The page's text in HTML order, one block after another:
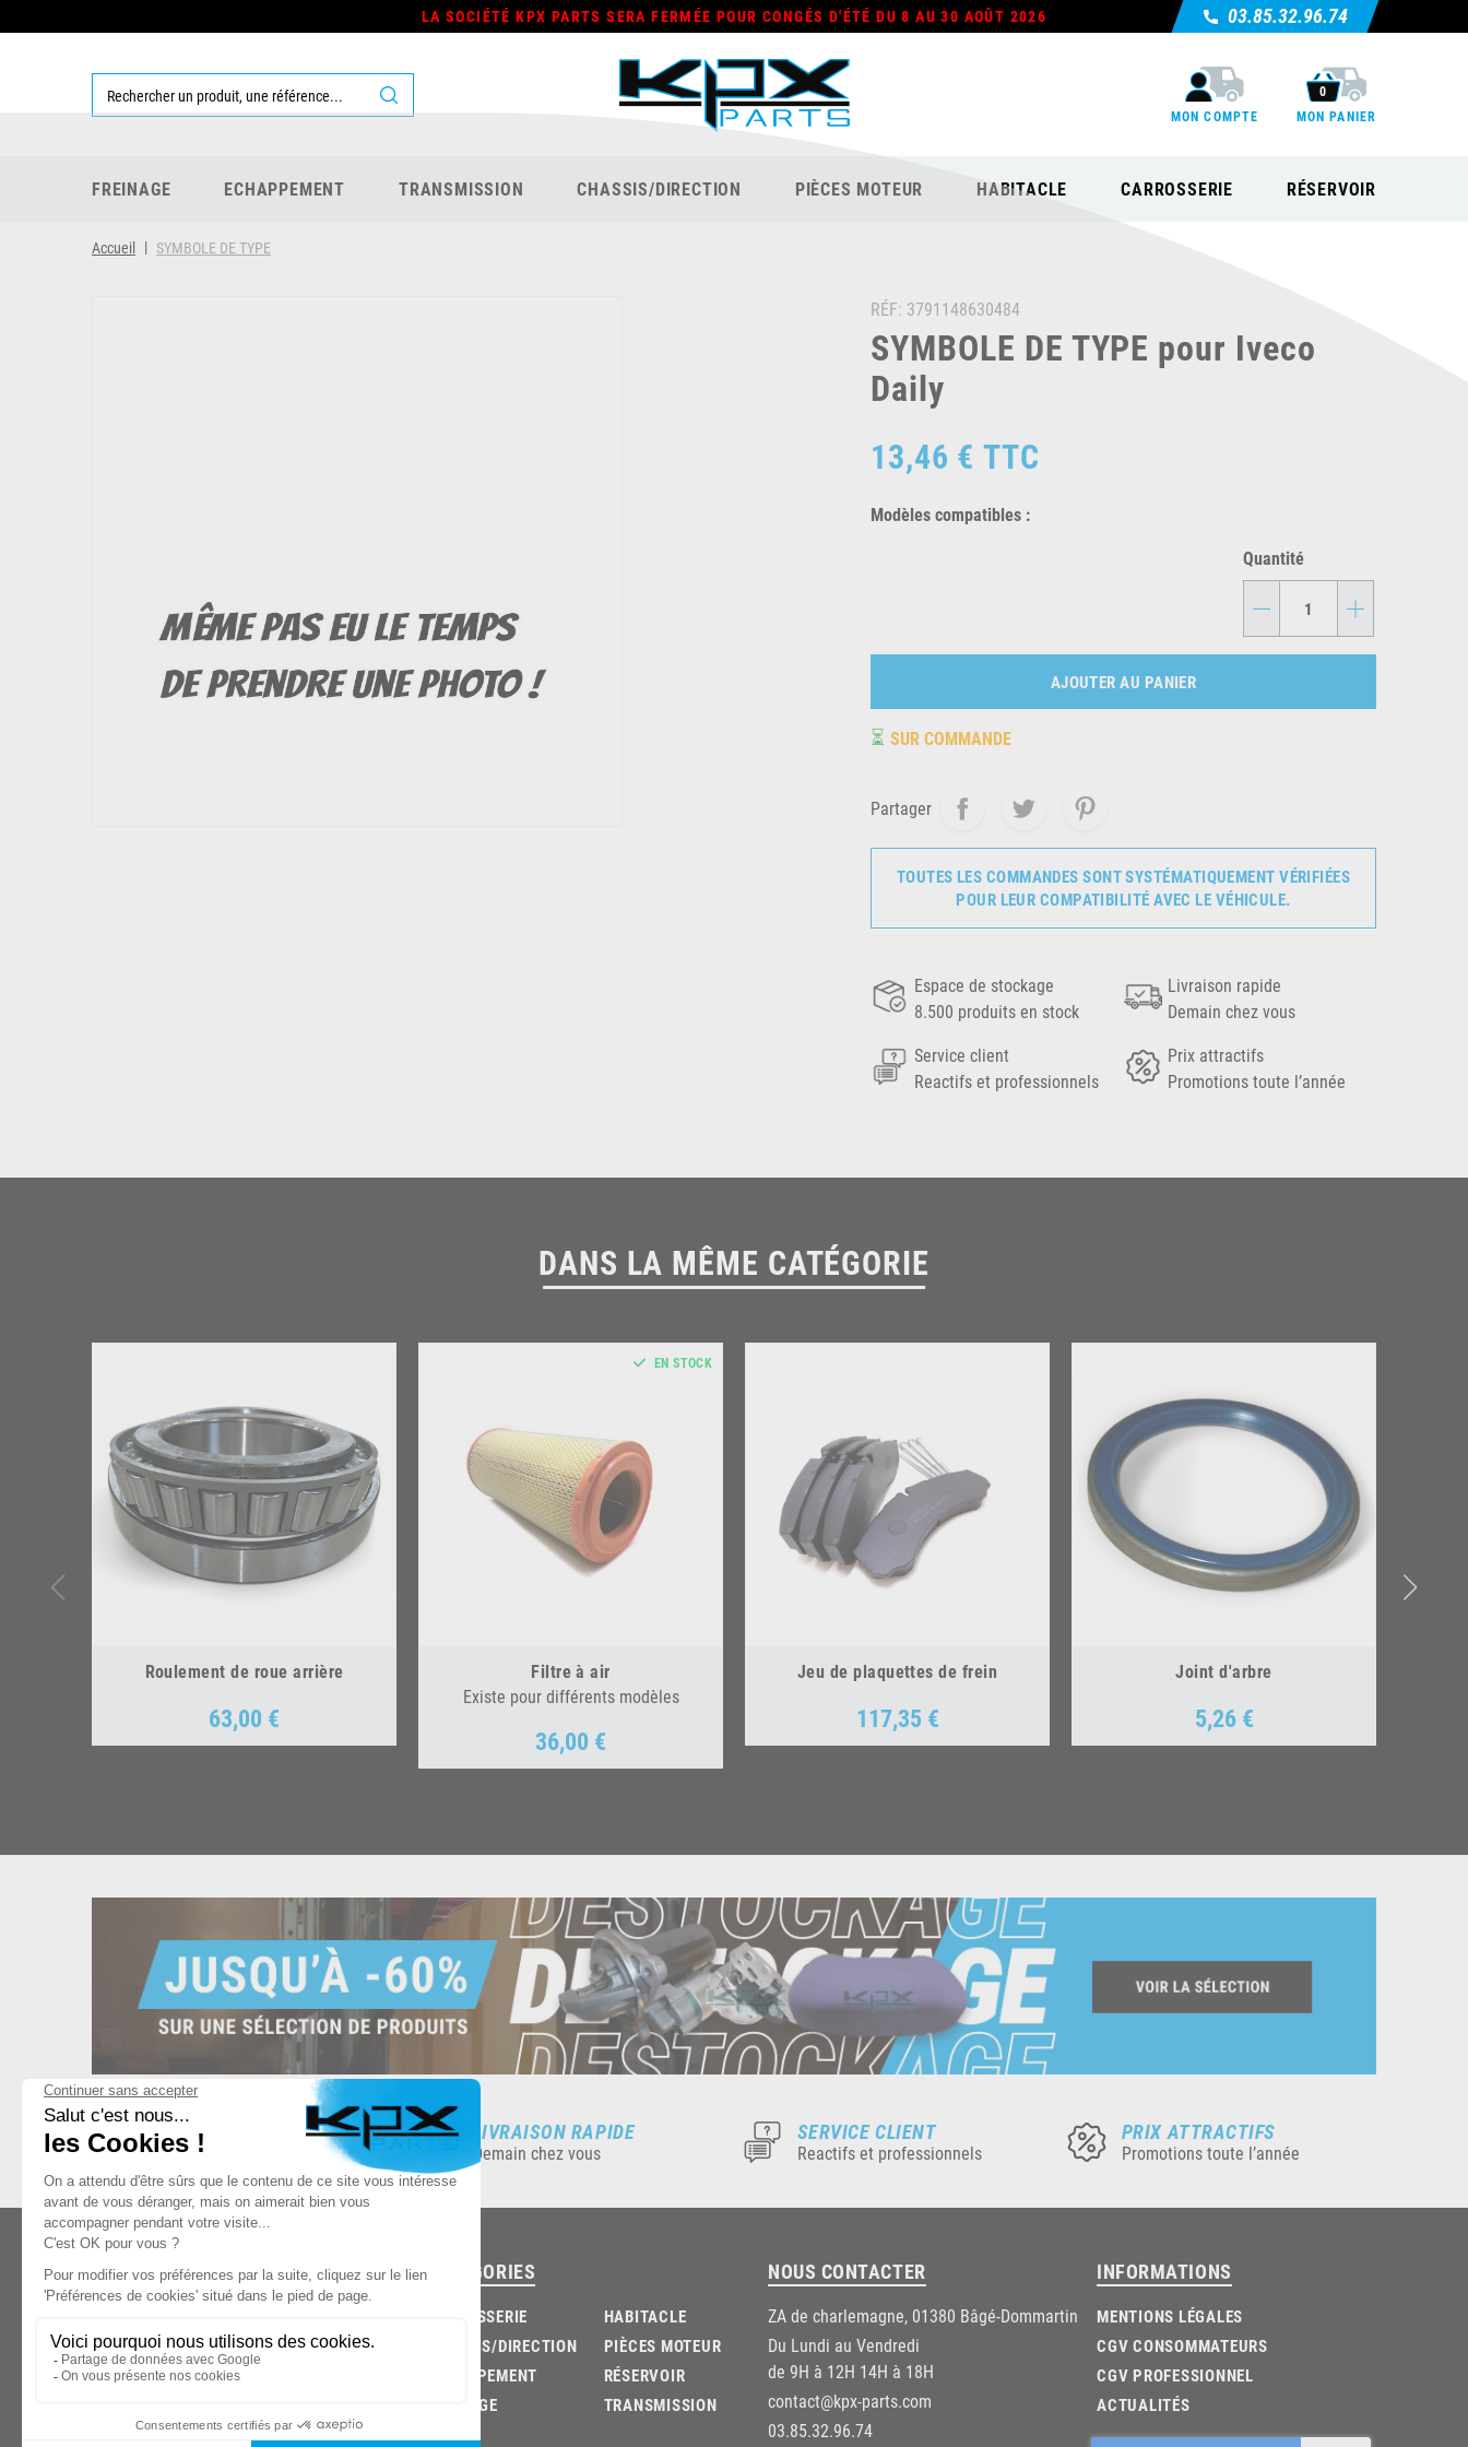
LA SOCIÉTÉ KPX PARTS SERA FERMÉE POUR CONGÉS D'ÉTÉ DU 8 AU 30 AOÛT 2026 03.85.32.96.74
MON COMPTE
0
MON PANIER
FREINAGE ECHAPPEMENT TRANSMISSION CHASSIS/DIRECTION PIÈCES MOTEUR HABITACLE CARROSSERIE RÉSERVOIR
Accueil SYMBOLE DE TYPE
RÉF: 3791148630484
SYMBOLE DE TYPE pour Iveco
Daily
13,46 € TTC
Modèles compatibles :
Quantité
- +
AJOUTER AU PANIER
⏳ SUR COMMANDE
Partager
TOUTES LES COMMANDES SONT SYSTÉMATIQUEMENT VÉRIFIÉES
POUR LEUR COMPATIBILITÉ AVEC LE VÉHICULE.
Espace de stockage
8.500 produits en stock
Livraison rapide
Demain chez vous
Service client
Reactifs et professionnels
Prix attractifs
Promotions toute l’année
DANS LA MÊME CATÉGORIE
Roulement de roue arrière
Prix
63,00 €
Filtre à air
Existe pour différents modèles
Prix
36,00 €
EN STOCK
Jeu de plaquettes de frein
Prix
117,35 €
Joint d'arbre
Prix
5,26 €
ESPACE DE STOCKAGE
8.500 produits en stock
LIVRAISON RAPIDE
Demain chez vous
SERVICE CLIENT
Reactifs et professionnels
PRIX ATTRACTIFS
Promotions toute l’année
03.85.32.96.74
© 2026 - KPX PARTS - SITE CRÉÉ PARLET'S CLIC
CATÉGORIES
CARROSSERIE
CHASSIS/DIRECTION
ECHAPPEMENT
FREINAGE
HABITACLE
PIÈCES MOTEUR
RÉSERVOIR
TRANSMISSION
NOUS CONTACTER
ZA de charlemagne, 01380 Bâgé-Dommartin
Du Lundi au Vendredi
de 9H à 12H 14H à 18H
contact@kpx-parts.com
03.85.32.96.74
INFORMATIONS
MENTIONS LÉGALES
CGV CONSOMMATEURS
CGV PROFESSIONNEL
ACTUALITÉS